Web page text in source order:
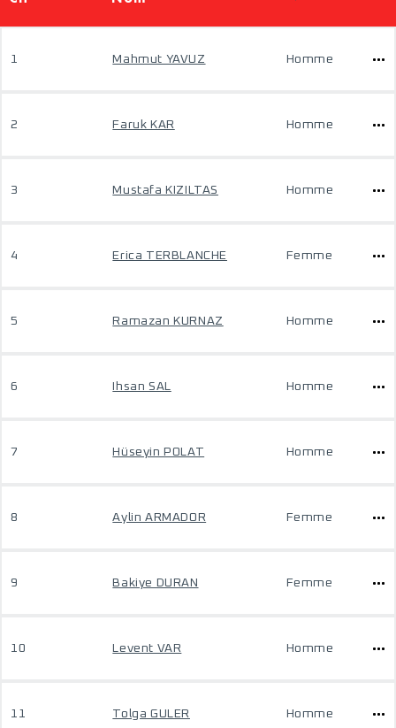
1 Mahmut YAVUZ Homme
2 Faruk KAR Homme
3 Mustafa KIZILTAS Homme
4 Erica TERBLANCHE Femme
5 Ramazan KURNAZ Homme
6 Ihsan SAL Homme
7 Hüseyin POLAT Homme
8 Aylin ARMADOR Femme
9 Bakiye DURAN Femme
10 Levent VAR Homme
11 Tolga GULER Homme